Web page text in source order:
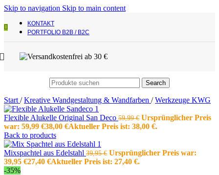
Skip to navigation Skip to main content
KONTAKT
PORTFOLIO B2B / B2C
Search
Start / Kreative Wandgestaltung & Wandfarben / Werkzeuge KWG
Flexible Alukelle Original San Deco 59,99€ Ursprünglicher Preis
war: 59,99 €38,00 €Aktueller Preis ist: 38,00 €.
Back to products
Mixspachtel aus Edelstahl 39,95€ Ursprünglicher Preis war:
39,95 €27,40 €Aktueller Preis ist: 27,40 €.
-35%